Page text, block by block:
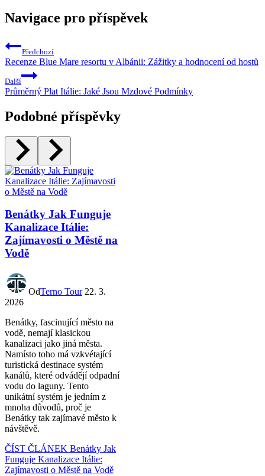
Navigace pro příspěvek
Předchozí
Recenze Blue Mare resortu v Albánii: Zážitky a hodnocení od hostů
Další
Průměrný Plat Itálie: Jaké Jsou Mzdové Podmínky
Podobné příspěvky
Benátky Jak Funguje
Kanalizace Itálie:
Zajímavosti o Městě na
Vodě
OdTerno Tour 22. 3.
2026
Benátky, fascinující město na
vodě, nemají klasickou
kanalizaci jako jiná města.
Namísto toho má vzkvétající
turistická destinace systém
kanálů, které odvádějí odpadní
vodu do laguny. Tento
unikátní systém je jedním z
mnoha důvodů, proč je
Benátky tak zajímavé město k
návštěvě.
ČÍST ČLÁNEK Benátky Jak
Funguje Kanalizace Itálie:
Zajímavosti o Městě na Vodě